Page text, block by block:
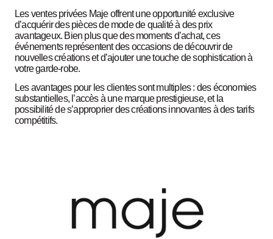
Les ventes privées Maje offrent une opportunité exclusive
d’acquérir des pièces de mode de qualité à des prix
avantageux. Bien plus que des moments d’achat, ces
événements représentent des occasions de découvrir de
nouvelles créations et d’ajouter une touche de sophistication à
votre garde-robe.
Les avantages pour les clientes sont multiples : des économies
substantielles, l’accès à une marque prestigieuse, et la
possibilité de s’approprier des créations innovantes à des tarifs
compétitifs.